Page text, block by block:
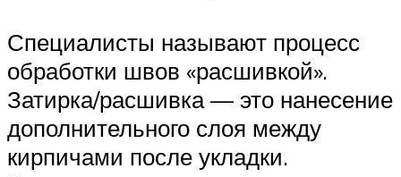
Специалисты называют процесс
обработки швов «расшивкой».
Затирка/расшивка — это нанесение
дополнительного слоя между
кирпичами после укладки.